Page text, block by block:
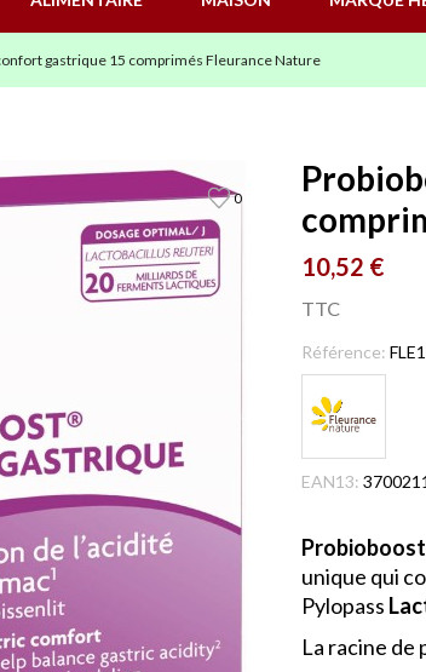
gastrique 15 comprimés Fleurance Nature
0
10,52 €
TTC
Référence:
EAN13:
unique qui
Pylopass
La racine de